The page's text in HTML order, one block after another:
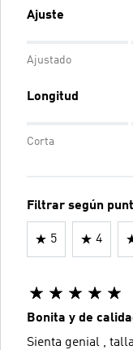
Ajuste
Ajustado
Longitud
Corta
Filtrar según
5 4
Bonita y de
Sienta genial ,